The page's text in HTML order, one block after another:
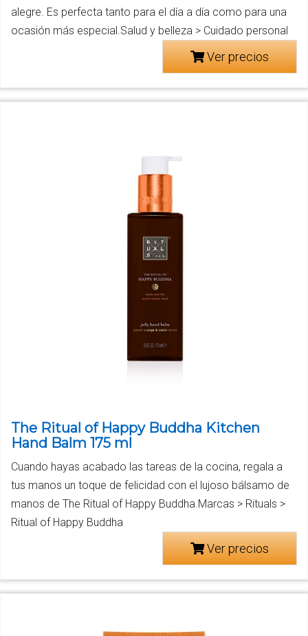
alegre. Es perfecta tanto para el día a día como para una
ocasión más especial.Salud y belleza > Cuidado personal
Ver precios
The Ritual of Happy Buddha Kitchen
Hand Balm 175 ml
Cuando hayas acabado las tareas de la cocina, regala a
tus manos un toque de felicidad con el lujoso bálsamo de
manos de The Ritual of Happy Buddha.Marcas > Rituals >
Ritual of Happy Buddha
Ver precios